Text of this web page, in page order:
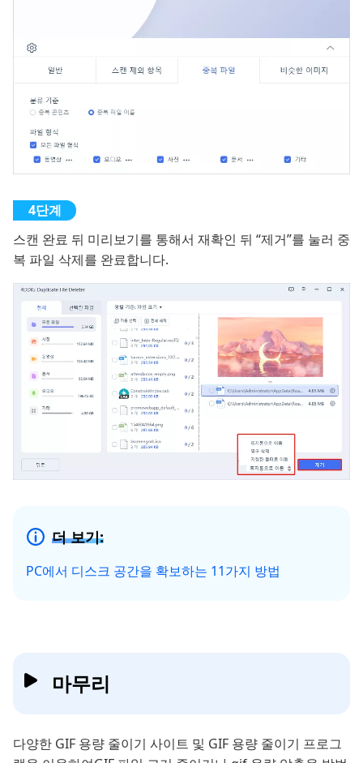
스캔 완료 뒤 미리보기를 통해서 재확인 뒤 “제거”를 눌러 중
복 파일 삭제를 완료합니다.
더 보기:
PC에서 디스크 공간을 확보하는 11가지 방법
마무리
다양한 GIF 용량 줄이기 사이트 및 GIF 용량 줄이기 프로그